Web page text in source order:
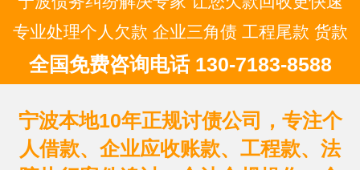
专业处理个人欠款 企业三角债 工程尾款 货款
全国免费咨询电话 130-7183-8588
宁波本地10年正规讨债公司，专注个
人借款、企业应收账款、工程款、法